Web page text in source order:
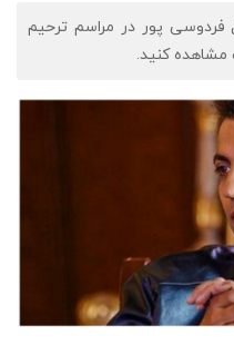
فردوسی پور در مراسم ترحیم
مشاهده کنید.